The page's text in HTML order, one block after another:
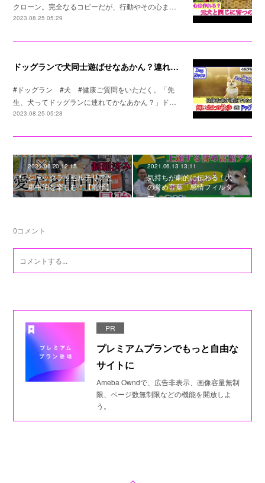
クローン。完全なるコピーだが、行動やその心ま…
2023.08.25 05:29
ドッグランで犬同士遊ばせなあかん？連れてかなあかん？
#ドッグラン #犬 #健康ご質問をいただく。「先
生、犬ってドッグランに連れてかなあかん？」ド…
2023.08.25 05:28
2021.06.20 12:15
ジャックラッセルテリアと
車中泊を楽しむ！【前半】
2021.06.13 13:11
気持ちが劇的に伝わる！犬
の誉め言葉「感情フィルタ
ー」
0コメント
PR
プレミアムプランでもっと自由な
サイトに
Ameba Owndで、広告非表示、画像容量無制
限、ページ数無制限などの機能を開放しよ
う。